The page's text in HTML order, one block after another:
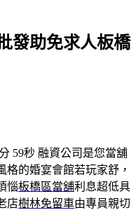
發助免求人板橋
59秒 融資公司是您當舖
格的婚宴會館若玩家舒，
惱板橋區當舖利息超低具
店樹林免留車由專員親切